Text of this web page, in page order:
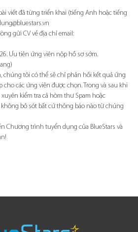
viết đã từng triển khai (tiếng Anh hoặc tiếng
gửi CV về địa chỉ email:
Ưu tiên ứng viên nộp hồ sơ sớm.
chúng tôi có thể sẽ chỉ phản hồi kết quả ứng
các ứng viên được chọn. Trong và sau khi
kiểm tra cả hòm thư Spam hoặc
bỏ sót bất cứ thông báo nào từ chúng
Chương trình tuyển dụng của BlueStars và